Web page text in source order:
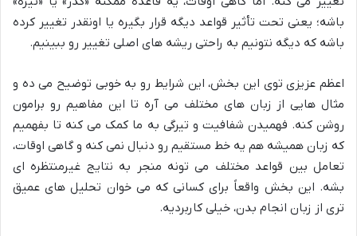
باشه؛ یعنی تحت تأثیر قواعد دیگه قرار بگیره یا اونقدر تغییر کرده
باشه که دیگه نتونیم به راحتی ریشه های اصلی تغییر رو ببینیم.
اعظم عزیزی توی این بخش، این شرایط رو به خوبی توضیح می ده و
مثال هایی از زبان های مختلف می آره تا این مفاهیم رو برامون
روشن کنه. فهمیدن شفافیت و تیرگی به ما کمک می کنه تا بفهمیم
که زبان همیشه هم یه خط مستقیم رو دنبال نمی کنه و گاهی اوقات،
تعامل بین قواعد مختلف می تونه منجر به نتایج غیرمنتظره ای
بشه. این بخش واقعاً برای کسانی که می خوان تحلیل های عمیق
تری از زبان انجام بدن، خیلی کاربردیه.